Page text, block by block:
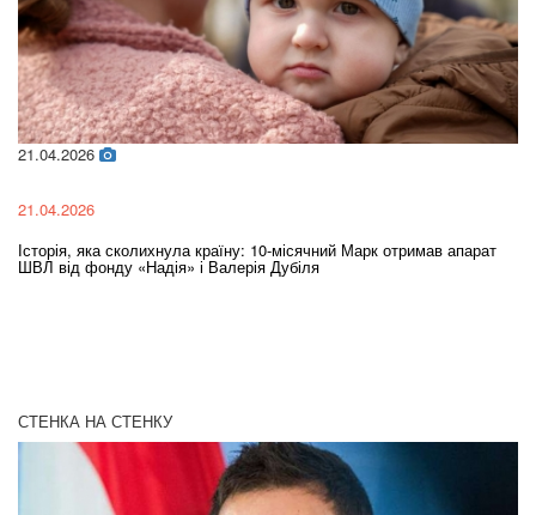
21.04.2026
21.04.2026
Історія, яка сколихнула країну: 10-місячний Марк отримав апарат
ШВЛ від фонду «Надія» і Валерія Дубіля
СТЕНКА НА СТЕНКУ